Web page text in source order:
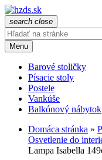
search close
Menu
Barové stoličky
Písacie stoly
Postele
Vankúše
Balkónový nábytok
Domáca stránka »
Osvetlenie do
Lampa Isabella